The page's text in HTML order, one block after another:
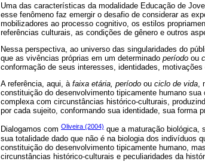
Uma das características da modalidade Educação de
esse fenômeno faz emergir o desafio de considerar as
mobilizadores ao processo cognitivo, os estilos
referências culturais, as condições de gênero e outros
Nessa perspectiva, ao universo das singularidades do
que as vivências próprias em um determinado período ou
conformação de seus interesses, identidades,
A referência, aqui, à faixa etária, período ou ciclo de vida,
constituição do desenvolvimento tipicamente humano
complexa com circunstâncias histórico-culturais,
por cada sujeito, conformando sua identidade, sua forma
Dialogamos com Oliveira (2004) que a maturação biológica,
sua totalidade dado que não é na biologia dos indivíduos
constituição do desenvolvimento tipicamente humano,
circunstâncias histórico-culturais e peculiaridades da